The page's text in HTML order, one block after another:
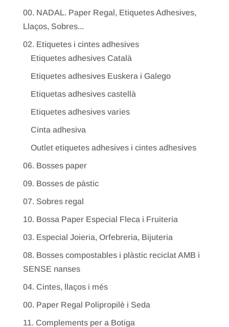
00. NADAL. Paper Regal, Etiquetes Adhesives,
Llaços, Sobres...
02. Etiquetes i cintes adhesives
Etiquetes adhesives Català
Etiquetes adhesives Euskera i Galego
Etiquetas adhesives castellà
Etiquetes adhesives varies
Cinta adhesiva
Outlet etiquetes adhesives i cintes adhesives
06. Bosses paper
09. Bosses de pàstic
07. Sobres regal
10. Bossa Paper Especial Fleca i Fruiteria
03. Especial Joieria, Orfebreria, Bijuteria
08. Bosses compostables i plàstic reciclat AMB i
SENSE nanses
04. Cintes, llaços i més
00. Paper Regal Polipropilè i Seda
11. Complements per a Botiga